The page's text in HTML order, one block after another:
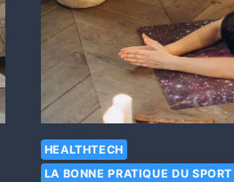
HEALTHTECH
LA BONNE PRATIQUE DU